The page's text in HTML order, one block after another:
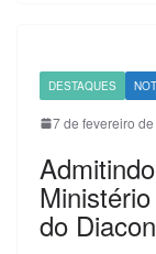
DESTAQUES
7 de fevereiro
do